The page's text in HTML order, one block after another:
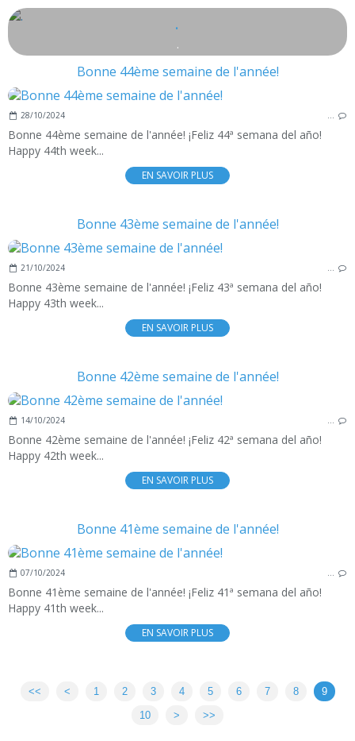
.
.
Bonne 44ème semaine de l'année!
28/10/2024 …
Bonne 44ème semaine de l'année! ¡Feliz 44ª semana del año!
Happy 44th week...
EN SAVOIR PLUS
Bonne 43ème semaine de l'année!
21/10/2024 …
Bonne 43ème semaine de l'année! ¡Feliz 43ª semana del año!
Happy 43th week...
EN SAVOIR PLUS
Bonne 42ème semaine de l'année!
14/10/2024 …
Bonne 42ème semaine de l'année! ¡Feliz 42ª semana del año!
Happy 42th week...
EN SAVOIR PLUS
Bonne 41ème semaine de l'année!
07/10/2024 …
Bonne 41ème semaine de l'année! ¡Feliz 41ª semana del año!
Happy 41th week...
EN SAVOIR PLUS
<< < 1 2 3 4 5 6 7 8
9
10
20
30
40
50
60
70
80
90
100
200
300
400
500
> >>